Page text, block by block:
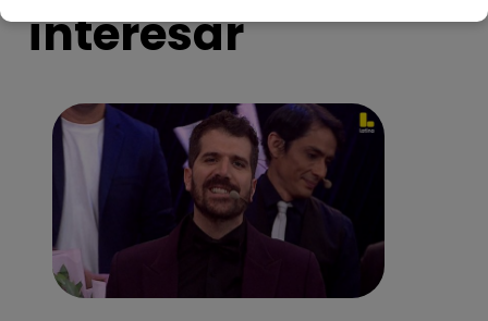
interesar